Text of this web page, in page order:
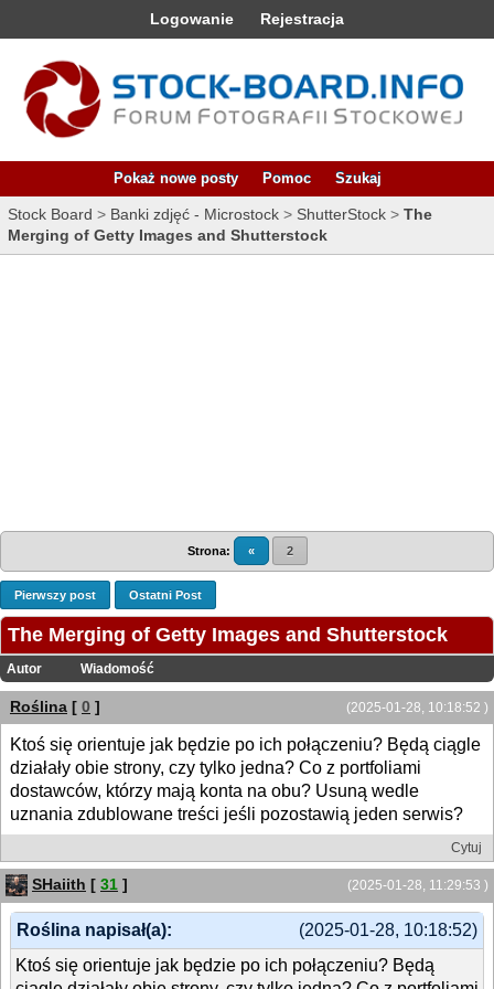
Logowanie Rejestracja
Pokaż nowe posty Pomoc Szukaj
Stock Board > Banki zdjęć - Microstock > ShutterStock > The
Merging of Getty Images and Shutterstock
Strona: « 2
Pierwszy post Ostatni Post
The Merging of Getty Images and Shutterstock
Autor Wiadomość
(2025-01-28, 10:18:52 )
Roślina [ 0 ]
Ktoś się orientuje jak będzie po ich połączeniu? Będą ciągle
działały obie strony, czy tylko jedna? Co z portfoliami
dostawców, którzy mają konta na obu? Usuną wedle
uznania zdublowane treści jeśli pozostawią jeden serwis?
Cytuj
(2025-01-28, 11:29:53 )
SHaiith [ 31 ]
(2025-01-28, 10:18:52)
Roślina napisał(a):
Ktoś się orientuje jak będzie po ich połączeniu? Będą